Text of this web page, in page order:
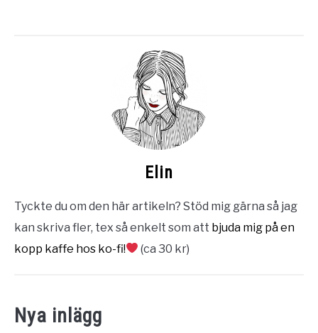
Elin
Tyckte du om den här artikeln? Stöd mig gärna så jag
kan skriva fler, tex så enkelt som att bjuda mig på en
kopp kaffe hos ko-fi!
(ca 30 kr)